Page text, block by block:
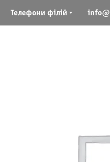
Телефони філій